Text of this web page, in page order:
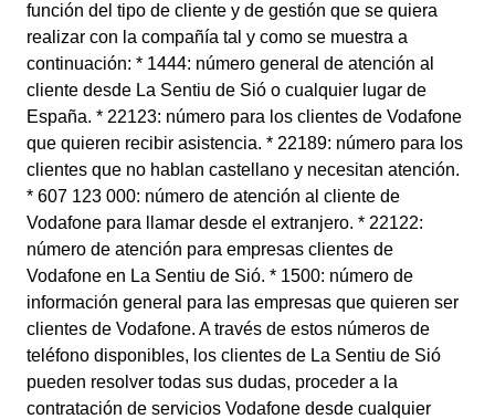
función del tipo de cliente y de gestión que se quiera
realizar con la compañía tal y como se muestra a
continuación: * 1444: número general de atención al
cliente desde La Sentiu de Sió o cualquier lugar de
España. * 22123: número para los clientes de Vodafone
que quieren recibir asistencia. * 22189: número para los
clientes que no hablan castellano y necesitan atención.
* 607 123 000: número de atención al cliente de
Vodafone para llamar desde el extranjero. * 22122:
número de atención para empresas clientes de
Vodafone en La Sentiu de Sió. * 1500: número de
información general para las empresas que quieren ser
clientes de Vodafone. A través de estos números de
teléfono disponibles, los clientes de La Sentiu de Sió
pueden resolver todas sus dudas, proceder a la
contratación de servicios Vodafone desde cualquier